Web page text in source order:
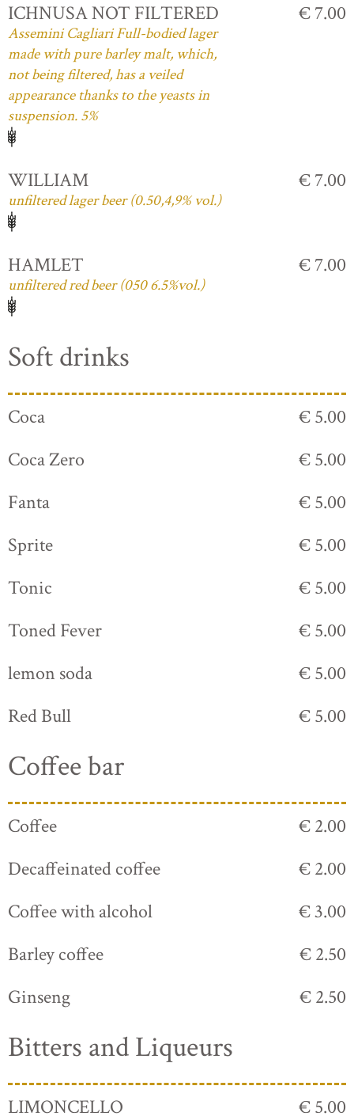
ICHNUSA NOT FILTERED
Assemini Cagliari Full-bodied lager
made with pure barley malt, which,
not being filtered, has a veiled
appearance thanks to the yeasts in
suspension. 5%
€ 7.00
WILLIAM
unfiltered lager beer (0.50,4,9% vol.)
€ 7.00
HAMLET
unfiltered red beer (050 6.5%vol.)
€ 7.00
Soft drinks
Coca
€ 5.00
Coca Zero
€ 5.00
Fanta
€ 5.00
Sprite
€ 5.00
Tonic
€ 5.00
Toned Fever
€ 5.00
lemon soda
€ 5.00
Red Bull
€ 5.00
Coffee bar
Coffee
€ 2.00
Decaffeinated coffee
€ 2.00
Coffee with alcohol
€ 3.00
Barley coffee
€ 2.50
Ginseng
€ 2.50
Bitters and Liqueurs
LIMONCELLO € 5.00